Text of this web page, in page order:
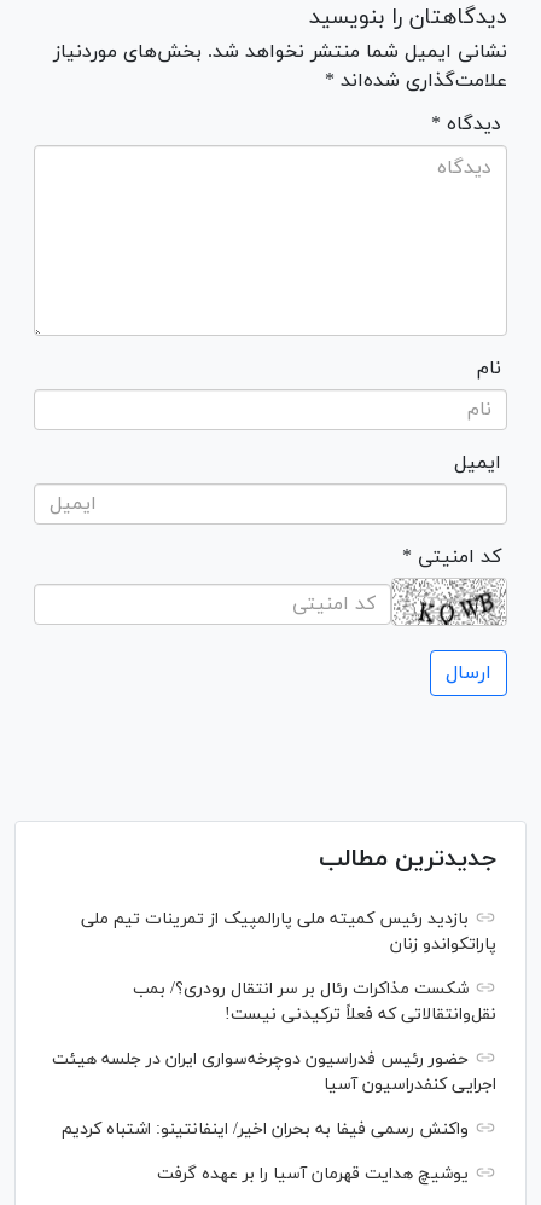
دیدگاهتان را بنویسید
نشانی ایمیل شما منتشر نخواهد شد. بخش‌های موردنیاز
علامت‌گذاری شده‌اند *
* دیدگاه
نام
ایمیل
* کد امنیتی
جدیدترین مطالب
بازدید رئیس کمیته ملی پارالمپیک از تمرینات تیم ملی
پاراتکواندو زنان
شکست مذاکرات رئال بر سر انتقال رودری؟/ بمب
نقل‌وانتقالاتی که فعلاً ترکیدنی نیست!
حضور رئیس فدراسیون دوچرخه‌سواری ایران در جلسه هیئت
اجرایی کنفدراسیون آسیا
واکنش رسمی فیفا به بحران اخیر/ اینفانتینو: اشتباه کردیم
یوشیچ هدایت قهرمان آسیا را بر عهده گرفت